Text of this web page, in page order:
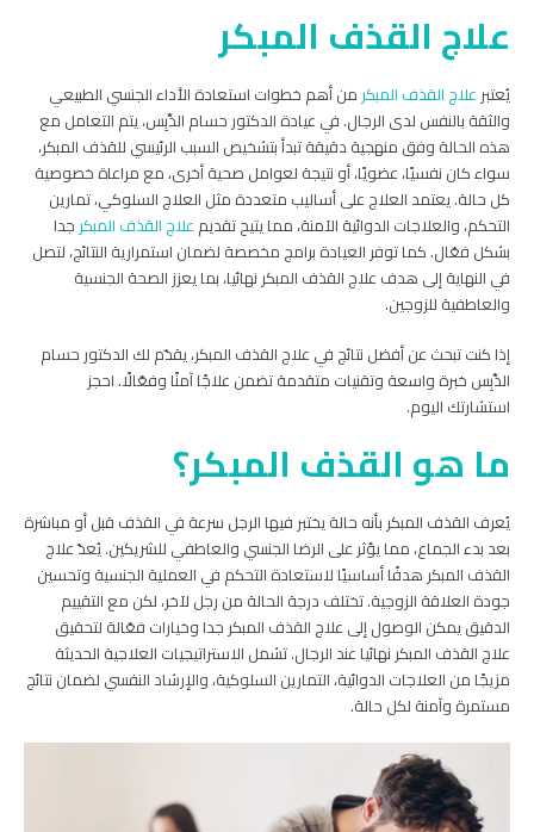
علاج القذف المبكر
يُعتبرعلاج القذف المبكر من أهم خطوات استعادة الأداء الجنسي الطبيعي
والثقة بالنفس لدى الرجال. في عيادة الدكتور حسام الدِّبِس، يتم التعامل مع
هذه الحالة وفق منهجية دقيقة تبدأ بتشخيص السبب الرئيسي للقذف المبكر،
سواء كان نفسيًا، عضويًا، أو نتيجة لعوامل صحية أخرى، مع مراعاة خصوصية
كل حالة. يعتمد العلاج على أساليب متعددة مثل العلاج السلوكي، تمارين
التحكم، والعلاجات الدوائية الآمنة، مما يتيح تقديمعلاج القذف المبكر جدا
بشكل فعّال. كما توفر العيادة برامج مخصصة لضمان استمرارية النتائج، لتصل
في النهاية إلى هدف علاج القذف المبكر نهائيا، بما يعزز الصحة الجنسية
والعاطفية للزوجين.
إذا كنت تبحث عن أفضل نتائج في علاج القذف المبكر، يقدّم لك الدكتور حسام
الدِّبِس خبرة واسعة وتقنيات متقدمة تضمن علاجًا آمنًا وفعّالًا. احجز
استشارتك اليوم.
ما هو القذف المبكر؟
يُعرف القذف المبكر بأنه حالة يختبر فيها الرجل سرعة في القذف قبل أو مباشرة
بعد بدء الجماع، مما يؤثر على الرضا الجنسي والعاطفي للشريكين. يُعدّ علاج
القذف المبكر هدفًا أساسيًا لاستعادة التحكم في العملية الجنسية وتحسين
جودة العلاقة الزوجية. تختلف درجة الحالة من رجل لآخر، لكن مع التقييم
الدقيق يمكن الوصول إلى علاج القذف المبكر جدا وخيارات فعّالة لتحقيق
علاج القذف المبكر نهائيا عند الرجال. تشمل الاستراتيجيات العلاجية الحديثة
مزيجًا من العلاجات الدوائية، التمارين السلوكية، والإرشاد النفسي لضمان نتائج
مستمرة وآمنة لكل حالة.